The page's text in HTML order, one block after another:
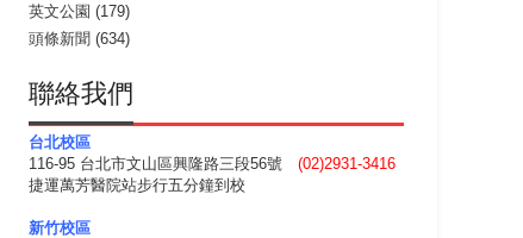
英文公園 (179)
頭條新聞 (634)
聯絡我們
台北校區
116-95 台北市文山區興隆路三段56號 (02)2931-3416
捷運萬芳醫院站步行五分鐘到校
新竹校區